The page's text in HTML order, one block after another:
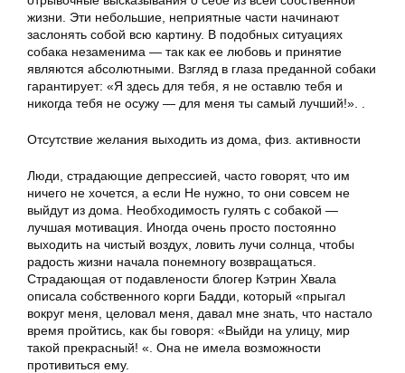
жизни. Эти небольшие, неприятные части начинают
заслонять собой всю картину. В подобных ситуациях
собака незаменима — так как ее любовь и принятие
являются абсолютными. Взгляд в глаза преданной собаки
гарантирует: «Я здесь для тебя, я не оставлю тебя и
никогда тебя не осужу — для меня ты самый лучший!». .
Отсутствие желания выходить из дома, физ. активности
Люди, страдающие депрессией, часто говорят, что им
ничего не хочется, а если Не нужно, то они совсем не
выйдут из дома. Необходимость гулять с собакой —
лучшая мотивация. Иногда очень просто постоянно
выходить на чистый воздух, ловить лучи солнца, чтобы
радость жизни начала понемногу возвращаться.
Страдающая от подавлености блогер Кэтрин Хвала
описала собственного корги Бадди, который «прыгал
вокруг меня, целовал меня, давал мне знать, что настало
время пройтись, как бы говоря: «Выйди на улицу, мир
такой прекрасный! «. Она не имела возможности
противиться ему.